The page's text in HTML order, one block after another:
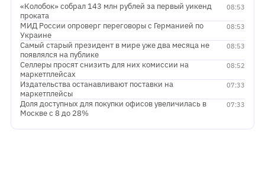
08:53
«Колобок» собрал 143 млн рублей за первый уикенд
проката
08:53
МИД России опроверг переговоры с Германией по
Украине
08:53
Самый старый президент в мире уже два месяца не
появлялся на публике
08:52
Селлеры просят снизить для них комиссии на
маркетплейсах
07:33
Издательства останавливают поставки на
маркетплейсы
07:33
Доля доступных для покупки офисов увеличилась в
Москве с 8 до 28%